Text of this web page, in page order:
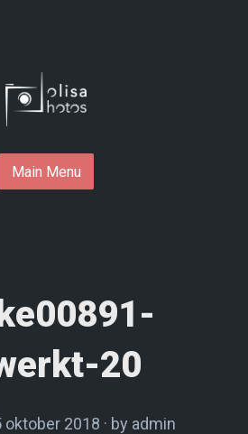
Main Menu
20
oktober 2018 by admin